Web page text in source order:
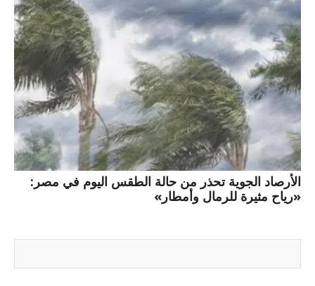
الأرصاد الجوية تحذر من حالة الطقس اليوم في مصر:
«رياح مثيرة للرمال وأمطار»